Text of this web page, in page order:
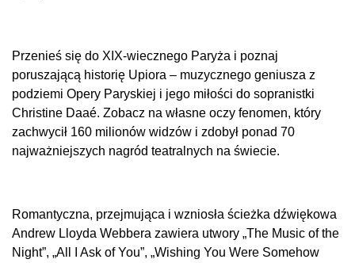
Przenieś się do XIX-wiecznego Paryża i poznaj
poruszającą historię Upiora – muzycznego geniusza z
podziemi Opery Paryskiej i jego miłości do sopranistki
Christine Daaé. Zobacz na własne oczy fenomen, który
zachwycił 160 milionów widzów i zdobył ponad 70
najważniejszych nagród teatralnych na świecie.
Romantyczna, przejmująca i wzniosła ścieżka dźwiękowa
Andrew Lloyda Webbera zawiera utwory „The Music of the
Night”, „All I Ask of You”, „Wishing You Were Somehow